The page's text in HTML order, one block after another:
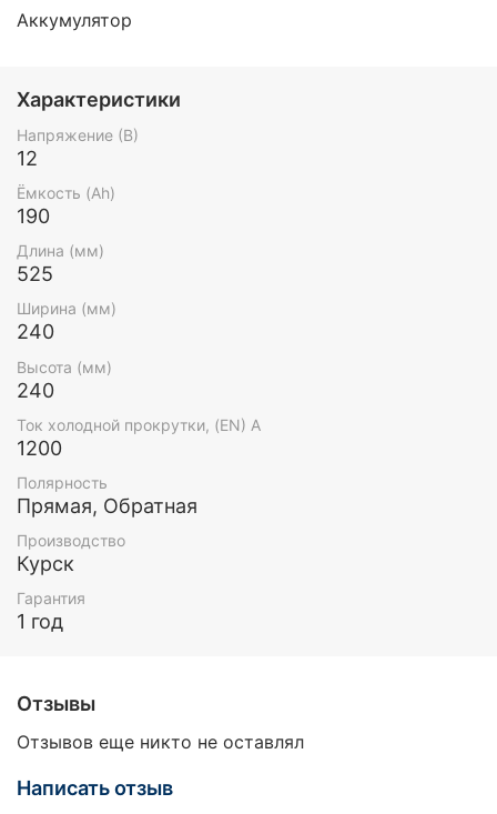
Аккумулятор
Характеристики
Напряжение (В)
12
Ёмкость (Ah)
190
Длина (мм)
525
Ширина (мм)
240
Высота (мм)
240
Ток холодной прокрутки, (EN) А
1200
Полярность
Прямая, Обратная
Производство
Курск
Гарантия
1 год
Отзывы
Отзывов еще никто не оставлял
Написать отзыв